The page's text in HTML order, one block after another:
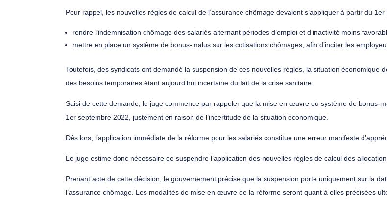
Pour rappel, les nouvelles règles de calcul de l’assurance chômage devaient s’appliquer à partir du
rendre l’indemnisation chômage des salariés alternant périodes d’emploi et d’inactivité moins
mettre en place un système de bonus-malus sur les cotisations chômages, afin d’inciter les
Toutefois, des syndicats ont demandé la suspension de ces nouvelles règles, la situation économique
des besoins temporaires étant aujourd’hui incertaine du fait de la crise sanitaire.
Saisi de cette demande, le juge commence par rappeler que la mise en œuvre du système de bonus-
1er septembre 2022, justement en raison de l’incertitude de la situation économique.
Dès lors, l’application immédiate de la réforme pour les salariés constitue une erreur manifeste
Le juge estime donc nécessaire de suspendre l’application des nouvelles règles de calcul des
Prenant acte de cette décision, le gouvernement précise que la suspension porte uniquement sur la
l’assurance chômage. Les modalités de mise en œuvre de la réforme seront quant à elles précisées